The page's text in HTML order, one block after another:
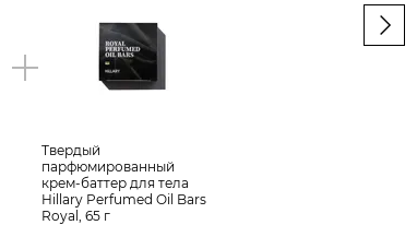
Твердый
парфюмированный
крем-баттер для тела
Hillary Perfumed Oil Bars
Royal, 65 г